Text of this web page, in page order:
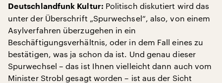
Deutschlandfunk Kultur: Politisch diskutiert wird das
unter der Überschrift „Spurwechsel“, also, von einem
Asylverfahren überzugehen in ein
Beschäftigungsverhältnis, oder in dem Fall eines zu
bestätigen, was ja schon da ist. Und genau dieser
Spurwechsel – das ist Ihnen vielleicht dann auch vom
Minister Strobl gesagt worden – ist aus der Sicht